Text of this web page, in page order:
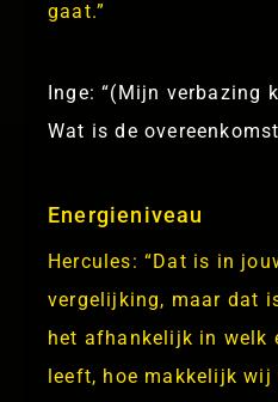
gaat.”
Inge: “(Mijn verbazing
Wat is de
Energieniveau
Hercules: “Dat is in
vergelijking, maar dat
het afhankelijk in welk
leeft, hoe makkelijk